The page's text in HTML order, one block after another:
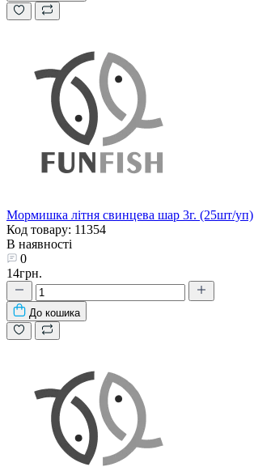
Мормишка літня свинцева шар 3г. (25шт/уп)
Код товару: 11354
В наявності
0
14грн.
До кошика